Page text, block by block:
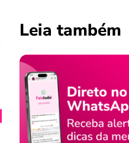
Leia também